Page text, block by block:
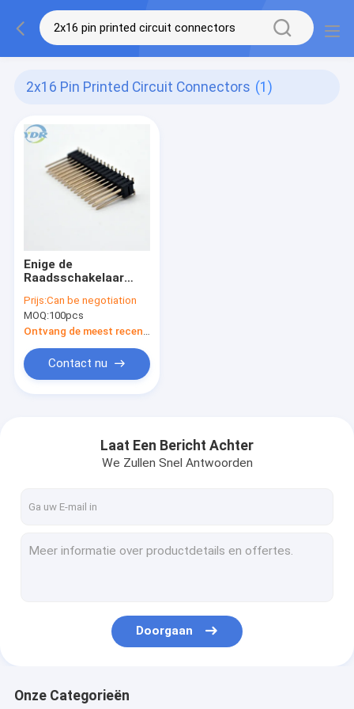
2x16 Pin Printed Circuit Connectors (1)
Enige de
Raadsschakelaar
Header van PCB van
Lichaamssmt
Prijs:Can be negotiation
MOQ:100pcs
Contact nu
Laat Een Bericht Achter
We Zullen Snel Antwoorden
Doorgaan
Onze Categorieën